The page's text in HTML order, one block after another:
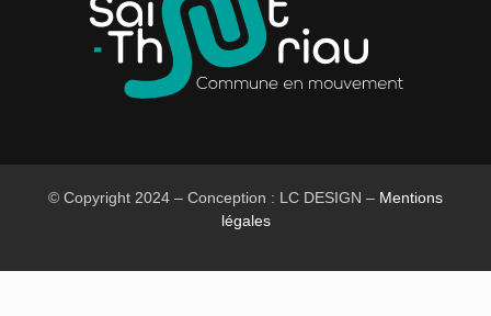
© Copyright 2024 – Conception : LC DESIGN – Mentions
légales